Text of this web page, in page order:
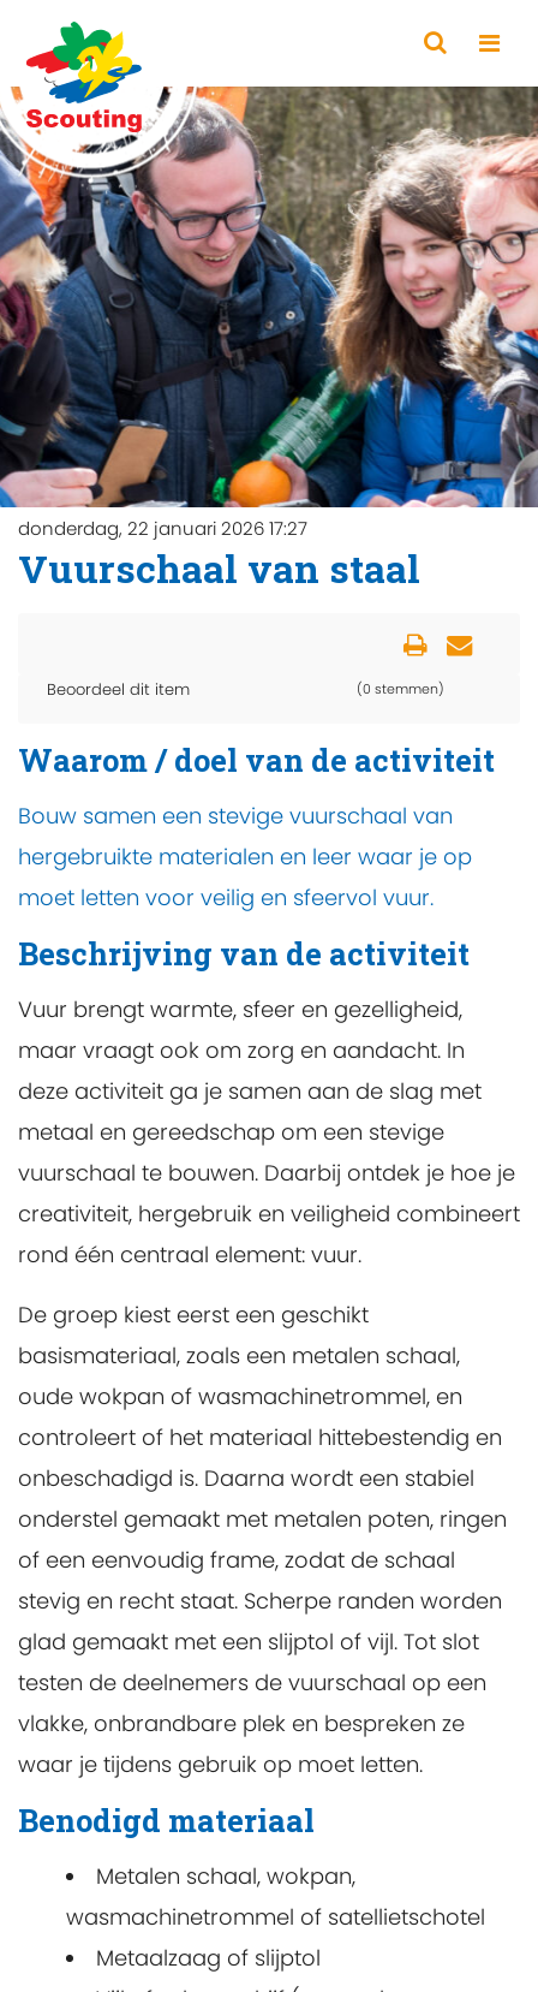
donderdag, 22 januari 2026 17:27
Vuurschaal van staal
Beoordeel dit item (0 stemmen)
Waarom / doel van de activiteit
Bouw samen een stevige vuurschaal van
hergebruikte materialen en leer waar je op
moet letten voor veilig en sfeervol vuur.
Beschrijving van de activiteit
Vuur brengt warmte, sfeer en gezelligheid,
maar vraagt ook om zorg en aandacht. In
deze activiteit ga je samen aan de slag met
metaal en gereedschap om een stevige
vuurschaal te bouwen. Daarbij ontdek je hoe je
creativiteit, hergebruik en veiligheid combineert
rond één centraal element: vuur.
De groep kiest eerst een geschikt
basismateriaal, zoals een metalen schaal,
oude wokpan of wasmachinetrommel, en
controleert of het materiaal hittebestendig en
onbeschadigd is. Daarna wordt een stabiel
onderstel gemaakt met metalen poten, ringen
of een eenvoudig frame, zodat de schaal
stevig en recht staat. Scherpe randen worden
glad gemaakt met een slijptol of vijl. Tot slot
testen de deelnemers de vuurschaal op een
vlakke, onbrandbare plek en bespreken ze
waar je tijdens gebruik op moet letten.
Benodigd materiaal
Metalen schaal, wokpan,
wasmachinetrommel of satellietschotel
Metaalzaag of slijptol